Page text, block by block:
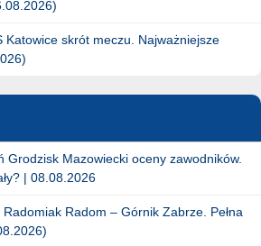
Katowice skrót meczu. Najważniejsze
Grodzisk Mazowiecki oceny zawodników.
| 08.08.2026
Radom – Górnik Zabrze. Pełna